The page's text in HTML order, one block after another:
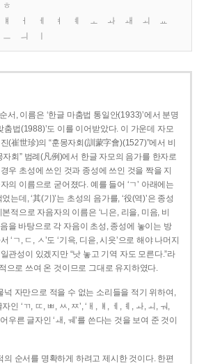
ㅎ
ㅒ ㅓ ㅔ ㅕ ㅖ ㅗ ㅘ ㅙ ㅚ
ㅛ
ㅡ ㅢ
서, 이름은 ‘한글 마춤법 통일안(1933)’에서 분명
춤법(1988)’도 이를 이어받았다. 이 가운데 자모
(崔世珍)의 “훈몽자회(訓蒙字會)(1527)”에서 비
자회” 범례(凡例)에서 한글 자모의 음가를 한자로
우 초성에 쓰인 것과 종성에 쓰인 것을 짝을 지
의 이름으로 굳어졌다. 예를 들어 ‘ㄱ’ 아래에는
는데, ‘其(기)’는 초성의 음가를, ‘役(역)’은 종성
적으로 자음자의 이름은 ‘니은, 리을, 미음, 비
음을 바탕으로 각 자음이 초성, 종성에 놓이는 방
‘ㄱ, ㄷ, ㅅ’도 ‘기윽, 디읃, 시읏’으로 해야 나머지
관성이 있겠지만 “낫 놓고 기역 자도 모른다.”라
으로 쓰여 온 것이므로 그대로 유지하였다.
넉 자만으로 적을 수 없는 소리들을 적기 위하여,
인 ‘ㄲ, ㄸ, ㅃ, ㅆ, ㅉ’, ‘ㅐ, ㅒ, ㅔ, ㅖ, ㅘ, ㅚ, ㅝ,
우른 글자인 ‘ㅙ, ㅞ’를 쓴다는 것을 보여 준 것이
의 순서를 명확하게 하려고 제시한 것이다. 한편